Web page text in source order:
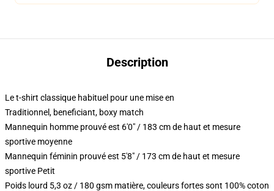
Description
Le t-shirt classique habituel pour une mise en
Traditionnel, beneficiant, boxy match
Mannequin homme prouvé est 6'0" / 183 cm de haut et mesure
sportive moyenne
Mannequin féminin prouvé est 5'8" / 173 cm de haut et mesure
sportive Petit
Poids lourd 5,3 oz / 180 gsm matière, couleurs fortes sont 100% coton